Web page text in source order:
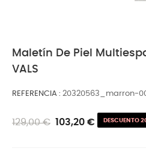
Maletín De Piel
VALS
REFERENCIA 20320563_marron-
129,00 € 103,20 € DESCUENTO